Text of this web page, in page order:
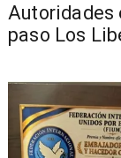
​​Autoridades
paso Los